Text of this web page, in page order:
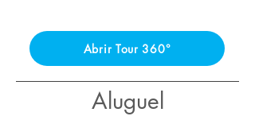
Abrir Tour 360°
Aluguel